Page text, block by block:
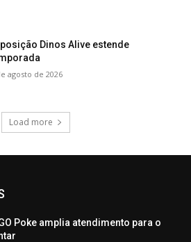
Dinos Alive estende
agosto de 2026
Load more
Poke amplia atendimento para o